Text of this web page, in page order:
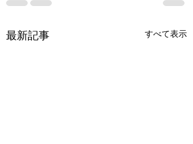
最新記事 すべて表示